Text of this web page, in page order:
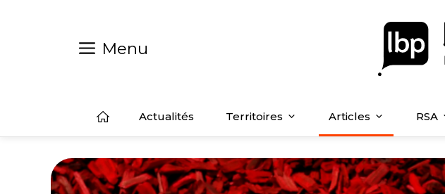
Menu
Actualités Territoires Articles RSA